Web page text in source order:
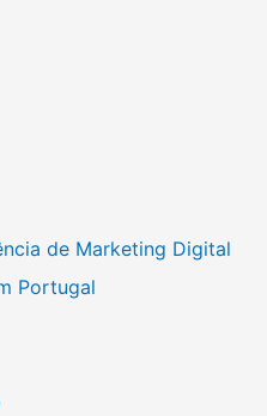
de Marketing Digital
Portugal